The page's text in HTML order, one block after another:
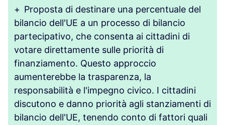
+ Proposta di destinare una percentuale del
bilancio dell'UE a un processo di bilancio
partecipativo, che consenta ai cittadini di
votare direttamente sulle priorità di
finanziamento. Questo approccio
aumenterebbe la trasparenza, la
responsabilità e l'impegno civico. I cittadini
discutono e danno priorità agli stanziamenti di
bilancio dell'UE, tenendo conto di fattori quali